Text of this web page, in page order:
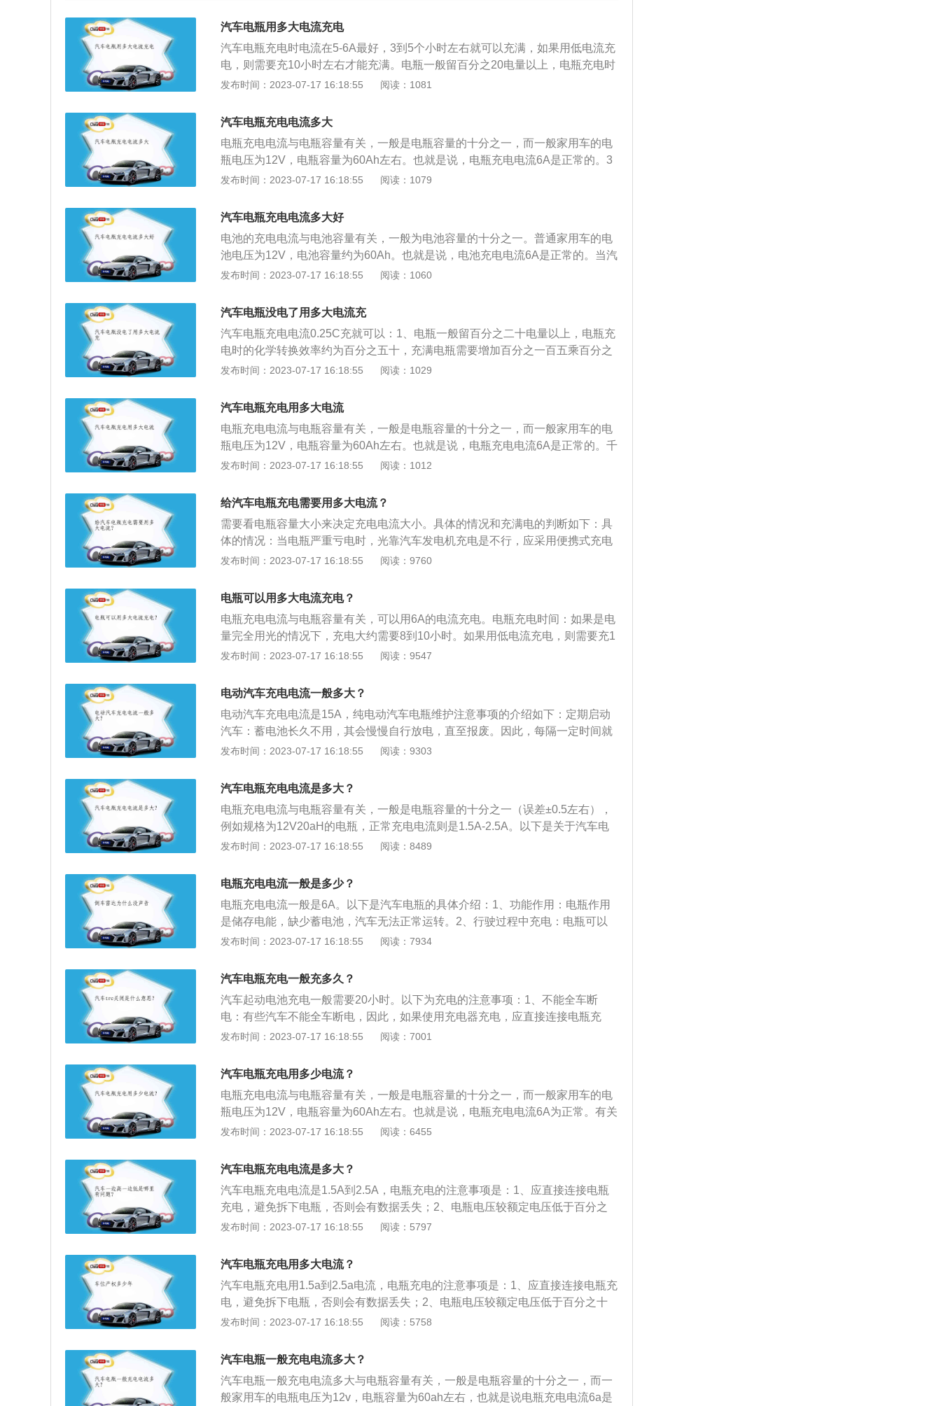
汽车电瓶用多大电流充电
汽车电瓶充电时电流在5-6A最好，3到5个小时左右就可以充满，如果用低电流充
电，则需要充10小时左右才能充满。电瓶一般留百分之20电量以上，电瓶充电时
的化学转换效率约为百分之50，充满电瓶需要增加百分之150乘以百分之80的电
电，应直接连接电瓶充电，不要拆下电瓶，否则会有数据丢失，需要初始化，俗
个月应该充满一次。3、避免充电时电瓶进水。电瓶的作用是：1、在启动发动机
时，电瓶给启动系统、点火系统和电子染油喷射系统供电。2、当发动机停止运
转或低怠速时，给汽车用电设备供电。3、发电机输出电量不足时，可以辅助给
发电机发出的多余电能进行存储。
发布时间：2023-07-17 16:18:55 阅读：1081
汽车电瓶充电电流多大
电瓶充电电流与电瓶容量有关，一般是电瓶容量的十分之一，而一般家用车的电
瓶电压为12V，电瓶容量为60Ah左右。也就是说，电瓶充电电流6A是正常的。3
到5个小时左右就可以充满，如果用低电流充电，则需要充10小时左右才能充
电能。通常，人们所说的电瓶是指铅酸蓄电池。即一种主要由铅及其氧化物制
成，电解液是硫酸溶液的蓄电池。正常使用寿命在1~8年不等，与车辆的情况有
很大关系。在车辆发电机回充电正常、电器没有漏电搭铁的情况基本可以使用3
年以上。如果感觉充不进电或者启动机无力，大灯明显变暗则需将电瓶取下用充
电机充12-24小时，如果还不行而里程数又达到了5万KM以上，且发电机没有故
发布时间：2023-07-17 16:18:55 阅读：1079
汽车电瓶充电电流多大好
电池的充电电流与电池容量有关，一般为电池容量的十分之一。普通家用车的电
池电压为12V，电池容量约为60Ah。也就是说，电池充电电流6A是正常的。当汽
车发动机运转时，会带动发电机运行，发电机产生的电量可以供给汽车电器，另
以给点火系统提供用电，也可以为汽车存储电能。电瓶可以在汽车行驶过程中通
动不了。所以，在汽车长期停放期间，最好每隔一周就启动一次车辆，启动时间
在5分钟以上，为电瓶充电。
发布时间：2023-07-17 16:18:55 阅读：1060
汽车电瓶没电了用多大电流充
汽车电瓶充电电流0.25C充就可以：1、电瓶一般留百分之二十电量以上，电瓶充
电时的化学转换效率约为百分之五十，充满电瓶需要增加百分之一百五乘百分之
八十的电量；2、电瓶的最佳充电电流为其容量的百分之十，但是，充电时间需
设计中，一般采用容量百分之十三的充电电流，这样充电时间至少为9.2小时，再
容量的十分之一（误差正负0.5左右），例如规格为12V20aH的电瓶，正常充电
电流则是1.5安到2.5安。可千万不要调节成过大的电流输出，造成的后果是不堪
设想的（损伤汽车电瓶）。当然，现在市面上的充电器都是非常智能化的，能够
以将电量充满了（12V20aH），最好不要经常用电池过度充电。虽说充电器产生
的电流并不是很大，但由于电解液长时间处于沸腾状态，不仅活性物质表面的细
小颗粒容易出现脱落，严重的话还会使栅架出现氧化，导致活性物质与栅架的松
发布时间：2023-07-17 16:18:55 阅读：1029
汽车电瓶充电用多大电流
电瓶充电电流与电瓶容量有关，一般是电瓶容量的十分之一，而一般家用车的电
瓶电压为12V，电瓶容量为60Ah左右。也就是说，电瓶充电电流6A是正常的。千
万不要调节成过大的电流输出，容易损伤汽车电瓶。当然现在市面上的充电器都
最小。但最好不要经常用电池过度充电。虽说充电器产生的电流并不是很大，但
由于电解液长时间处于沸腾状态，不仅活性物质表面的细小颗粒容易出现脱落，
严重的话还会使栅架出现氧化，导致活性物质与栅架的松散剥离，所以大家在充
电的时候一定要注意时间。
发布时间：2023-07-17 16:18:55 阅读：1012
给汽车电瓶充电需要用多大电流？
需要看电瓶容量大小来决定充电电流大小。具体的情况和充满电的判断如下：具
体的情况：当电瓶严重亏电时，光靠汽车发电机充电是不行，应采用便携式充电
器来充电，比如给12V60Ah充电方式：采用恒压限流方式进行充电，恒压14.8V
若蓄电池内产生大量气泡，既出现“沸腾”现象，这种情况就是电瓶充满电。当端
发布时间：2023-07-17 16:18:55 阅读：9760
电瓶可以用多大电流充电？
电瓶充电电流与电瓶容量有关，可以用6A的电流充电。电瓶充电时间：如果是电
量完全用光的情况下，充电大约需要8到10小时。如果用低电流充电，则需要充1
2小时左右才能充满。不过，需要注意的是，最好不要等电瓶没电了才充电，建
电压过于低，则汽车将会出现很难启动甚至无法启动的情况。并且如果电瓶电压
表明电压不足，应关闭用电设备发动汽车进行充电。如果电压低于10.8V，则表
明电瓶亏电，需要使用充电机充电。
发布时间：2023-07-17 16:18:55 阅读：9547
电动汽车充电电流一般多大？
电动汽车充电电流是15A，纯电动汽车电瓶维护注意事项的介绍如下：定期启动
汽车：蓄电池长久不用，其会慢慢自行放电，直至报废。因此，每隔一定时间就
应启动一次汽车，给蓄电池充电。及时充电：当显示蓄电量不足时，要及时充
常检查蓄电池盖上的小孔是否通气。倘若蓄电池盖小孔被堵，产生的氢气和氧气
排不出去，电解液膨胀时，会把蓄电池外壳撑破，影响蓄电池寿命。
发布时间：2023-07-17 16:18:55 阅读：9303
汽车电瓶充电电流是多大？
电瓶充电电流与电瓶容量有关，一般是电瓶容量的十分之一（误差±0.5左右），
例如规格为12V20aH的电瓶，正常充电电流则是1.5A-2.5A。以下是关于汽车电
瓶充电的相关介绍：充电电流不能超过CCA：CCA意思是电瓶最大放电电流值。
电瓶没区别，然后电瓶充电与寿命的一个常识是：充电电流越小，电池的寿命就
越长久。因为充电电流越大，电池内的化学反应就越剧烈，会直接影响电瓶的寿
命。及时断电：按照电瓶容量大小进行充电，一般在8-10小时内就能充满电。充
满电之后及时断电。如果长时间不断打开电源，充电器内的电子元件很可能出现
过热现象，容易导致短路并出现火花，进而引发火灾。
发布时间：2023-07-17 16:18:55 阅读：8489
电瓶充电电流一般是多少？
电瓶充电电流一般是6A。以下是汽车电瓶的具体介绍：1、功能作用：电瓶作用
是储存电能，缺少蓄电池，汽车无法正常运转。2、行驶过程中充电：电瓶可以
在汽车行驶过程中通过发电机进行充电，如果汽车长时间停放很容易导致电瓶电
一次车辆，启动时间在5分钟以上，为电瓶充电。3、充电注意事项：一般电瓶充
发布时间：2023-07-17 16:18:55 阅读：7934
汽车电瓶充电一般充多久？
汽车起动电池充电一般需要20小时。以下为充电的注意事项：1、不能全车断
电：有些汽车不能全车断电，因此，如果使用充电器充电，应直接连接电瓶充
电，不要拆下电瓶，否则会有数据丢失，需要初始化，俗称解码或对码。2、规
月应该充满一次电。3、及时补电：电瓶严重亏电时需补充电，汽车本身的充电
量远远不够，只能采用充电器给电瓶充电。
发布时间：2023-07-17 16:18:55 阅读：7001
汽车电瓶充电用多少电流？
电瓶充电电流与电瓶容量有关，一般是电瓶容量的十分之一，而一般家用车的电
瓶电压为12V，电瓶容量为60Ah左右。也就是说，电瓶充电电流6A为正常。有关
汽车电瓶的更多详细资料如下：1、当汽车发动机运转时，会带动发电机运行，
充电。汽车电瓶是汽车上的重要部件，它可以给点火系统提供用电，也可以为汽
车存储电能。通常家用车的电瓶为12V，但实际上可能会高一些，一般空载电压
在13V左右，负载电压不低于11V，如果低于此电压就会造成启动困难。电瓶可
以在汽车行驶过程中通过发电机进行充电，如果汽车长时间停放很容易导致电瓶
电量流失，造成汽车启动不了。所以，在汽车长期停放期间，最好每隔一周就启
将电瓶的负极摘掉，这样可以避免车辆电瓶电量亏空。平时要注意电瓶的清洁，
防止电瓶线路或接线口被污垢，定期对蓄电池进行检查，包括检查蓄电池外壳是
否有裂纹和电解液泄漏、连接线是否牢固、充电线路是否正常等等。当电瓶电压
发布时间：2023-07-17 16:18:55 阅读：6455
汽车电瓶充电电流是多大？
汽车电瓶充电电流是1.5A到2.5A，电瓶充电的注意事项是：1、应直接连接电瓶
充电，避免拆下电瓶，否则会有数据丢失；2、电瓶电压较额定电压低于百分之
十会导致电瓶亏电；3、避免充电时电瓶进水。电瓶的作用是：1、在启动发动机
转或低怠速时，给汽车用电设备供电；3、发电机输出电量不足时，可以辅助给
发电机发出的多余电能进行存储。
发布时间：2023-07-17 16:18:55 阅读：5797
汽车电瓶充电用多大电流？
汽车电瓶充电用1.5a到2.5a电流，电瓶充电的注意事项是：1、应直接连接电瓶充
电，避免拆下电瓶，否则会有数据丢失；2、电瓶电压较额定电压低于百分之十
会导致电瓶亏电；3、避免充电时电瓶进水。电瓶的作用是：1、在启动发动机
转或低怠速时，给汽车用电设备供电；3、发电机输出电量不足时，可以辅助给
发电机发出的多余电能进行存储。
发布时间：2023-07-17 16:18:55 阅读：5758
汽车电瓶一般充电电流多大？
汽车电瓶一般充电电流多大与电瓶容量有关，一般是电瓶容量的十分之一，而一
般家用车的电瓶电压为12v，电瓶容量为60ah左右，也就是说电瓶充电电流6a是